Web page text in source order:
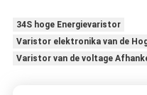
34S hoge Energievaristor
Varistor elektronika van de
Varistor van de voltage